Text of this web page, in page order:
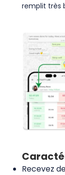
remplit très
Recevez